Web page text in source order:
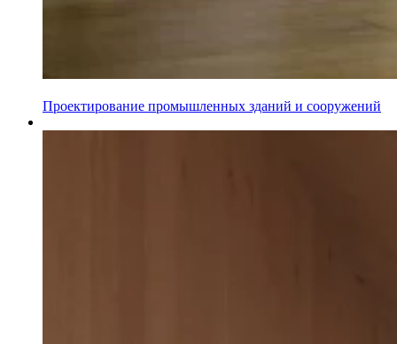
Проектирование промышленных зданий и сооружений